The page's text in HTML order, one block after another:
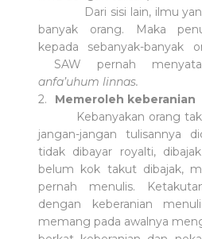
Dari sisi lain, ilmu yang
banyak orang. Maka
kepada sebanyak-banyak
SAW pernah
anfa’uhum linnas.
2.
Memeroleh keberanian
Kebanyakan orang
jangan-jangan tulisannya
tidak dibayar royalti,
belum kok takut dibajak,
pernah menulis.
dengan keberanian
memang pada awalnya